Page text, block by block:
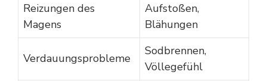
Reizungen des
Magens
Aufstoßen,
Blähungen
Verdauungsprobleme
Sodbrennen,
Völlegefühl